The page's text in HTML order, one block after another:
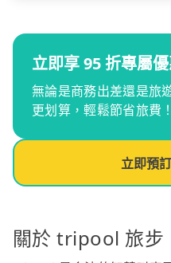
立即享 95 折專屬
無論是商務出差還是旅
更划算，輕鬆節省旅費！
立即預
關於 tripool 旅步